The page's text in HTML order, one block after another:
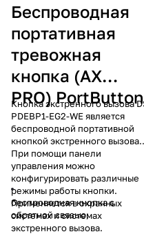
Беспроводная
портативная
тревожная
кнопка (AX
PRO)
Кнопка экстренного вызова
PDEBP1-EG2-WE является
беспроводной портативной
кнопкой экстренного вызова.
При помощи панели
управления можно
конфигурировать различные
режимы работы кнопки.
Применяется в охранных
системах и системах
экстренного вызова.
беспроводная кнопка с
обратной связью;